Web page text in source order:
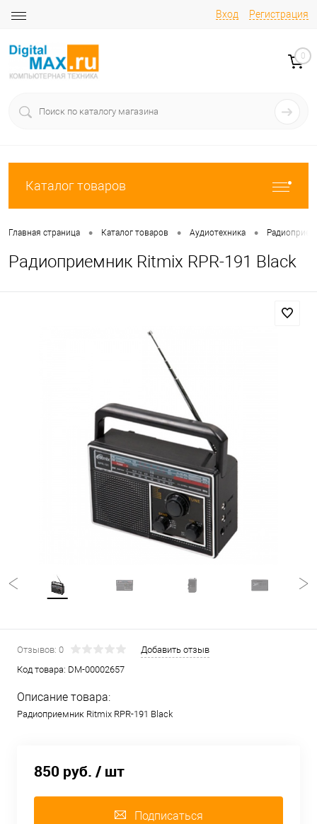
Вход Регистрация
0
Каталог товаров
Главная страница • Каталог товаров • Аудиотехника •
Радиоприемник Ritmix RPR-191 Black
Отзывов: 0
Добавить отзыв
Код товара: DM-00002657
Описание товара:
Радиоприемник Ritmix RPR-191 Black
850 руб. / шт
Подписаться